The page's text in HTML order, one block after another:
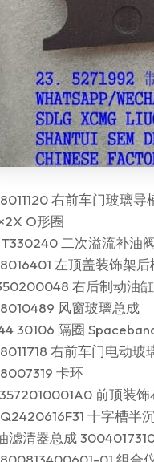
右前车门玻璃导
O形圈
二次溢流补油
左顶盖装饰架
右后制动油
风窗玻璃总成
30106 隔圈
右前车门电动
卡环
前顶装饰
十字槽半
滤清器总成